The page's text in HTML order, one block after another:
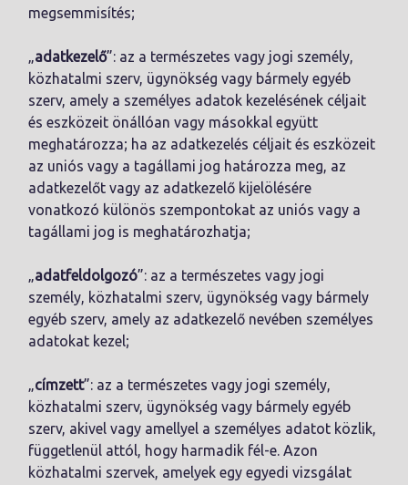
megsemmisítés;
„adatkezelő”: az a természetes vagy jogi személy,
közhatalmi szerv, ügynökség vagy bármely egyéb
szerv, amely a személyes adatok kezelésének céljait
és eszközeit önállóan vagy másokkal együtt
meghatározza; ha az adatkezelés céljait és eszközeit
az uniós vagy a tagállami jog határozza meg, az
adatkezelőt vagy az adatkezelő kijelölésére
vonatkozó különös szempontokat az uniós vagy a
tagállami jog is meghatározhatja;
„adatfeldolgozó”: az a természetes vagy jogi
személy, közhatalmi szerv, ügynökség vagy bármely
egyéb szerv, amely az adatkezelő nevében személyes
adatokat kezel;
„címzett”: az a természetes vagy jogi személy,
közhatalmi szerv, ügynökség vagy bármely egyéb
szerv, akivel vagy amellyel a személyes adatot közlik,
függetlenül attól, hogy harmadik fél-e. Azon
közhatalmi szervek, amelyek egy egyedi vizsgálat